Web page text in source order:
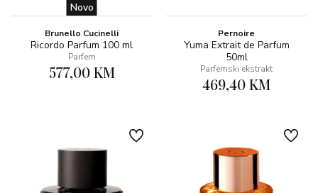
Novo
Brunello Cucinelli
Ricordo Parfum 100 ml
Parfem
577,00 KM
Pernoire
Yuma Extrait de Parfum
50ml
Parfemski ekstrakt
469,40 KM